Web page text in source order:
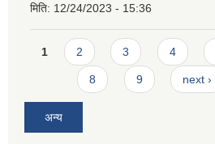
मिति: 12/24/2023 - 15:36
Pages
1 2 3 4
8 9 next ›
अन्य